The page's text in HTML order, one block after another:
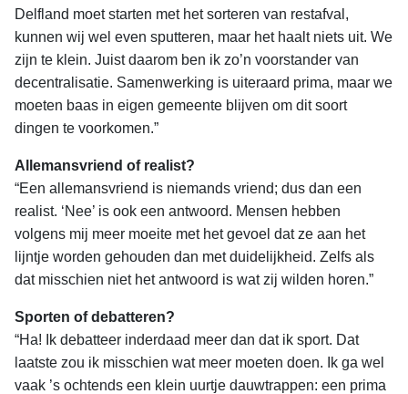
Delfland moet starten met het sorteren van restafval,
kunnen wij wel even sputteren, maar het haalt niets uit. We
zijn te klein. Juist daarom ben ik zo’n voorstander van
decentralisatie. Samenwerking is uiteraard prima, maar we
moeten baas in eigen gemeente blijven om dit soort
dingen te voorkomen.”
Allemansvriend of realist?
“Een allemansvriend is niemands vriend; dus dan een
realist. ‘Nee’ is ook een antwoord. Mensen hebben
volgens mij meer moeite met het gevoel dat ze aan het
lijntje worden gehouden dan met duidelijkheid. Zelfs als
dat misschien niet het antwoord is wat zij wilden horen.”
Sporten of debatteren?
“Ha! Ik debatteer inderdaad meer dan dat ik sport. Dat
laatste zou ik misschien wat meer moeten doen. Ik ga wel
vaak ’s ochtends een klein uurtje dauwtrappen: een prima